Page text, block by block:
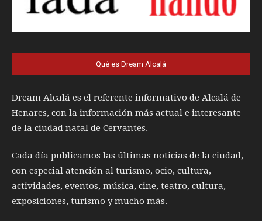
Qué es Dream Alcalá
Dream Alcalá es el referente informativo de Alcalá de
Henares, con la información más actual e interesante
de la ciudad natal de Cervantes.
Cada día publicamos las últimas noticias de la ciudad,
con especial atención al turismo, ocio, cultura,
actividades, eventos, música, cine, teatro, cultura,
exposiciones, turismo y mucho más.